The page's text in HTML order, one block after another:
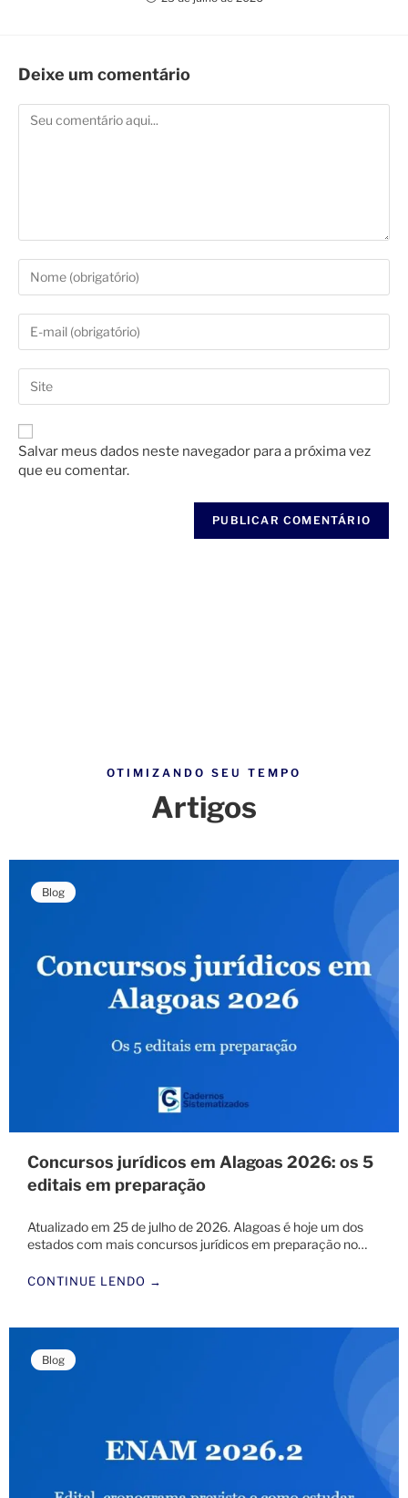
Deixe um comentário
Salvar meus dados neste navegador para a próxima vez
que eu comentar.
OTIMIZANDO SEU TEMPO
Artigos
Blog
Concursos jurídicos em Alagoas 2026: os 5
editais em preparação
Atualizado em 25 de julho de 2026. Alagoas é hoje um dos
estados com mais concursos jurídicos em preparação no…
CONTINUE LENDO →
Blog